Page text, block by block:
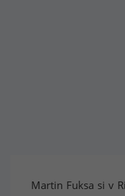
Martin Fuksa si v